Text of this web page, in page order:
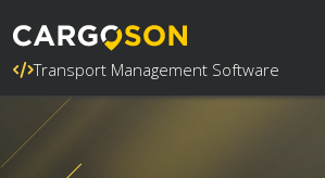
Transport Management Software